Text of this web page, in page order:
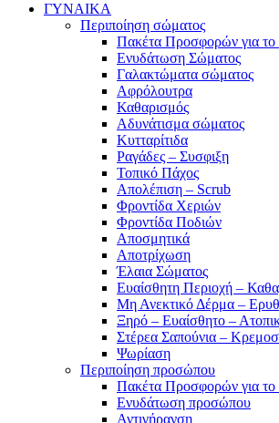
ΓΥΝΑΙΚΑ
Περιποίηση σώματος
Πακέτα Προσφορών για
Ενυδάτωση Σώματος
Γαλακτώματα σώματος
Αφρόλουτρα
Καθαρισμός
Αδυνάτισμα σώματος
Κυτταρίτιδα
Ραγάδες – Συσφιξη
Τοπικό Πάχος
Απολέπιση – Scrub
Φροντίδα Χεριών
Φροντίδα Ποδιών
Αποσμητικά
Αποτρίχωση
Έλαια Σώματος
Ευαίσθητη Περιοχή –
Μη Ανεκτικό Δέρμα –
Ξηρό – Ευαίσθητο –
Στέρεα Σαπούνια –
Ψωρίαση
Περιποίηση προσώπου
Πακέτα Προσφορών για
Ενυδάτωση προσώπου
Αντιγήρανση